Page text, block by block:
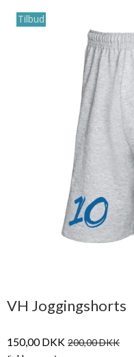
Tilbud
VH Joggingshorts
150,00 DKK 200,00 DKK